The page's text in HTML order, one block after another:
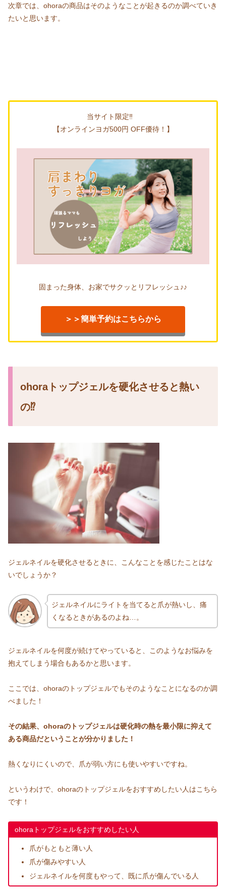
次章では、ohoraの商品はそのようなことが起きるのか調べていき
たいと思います。
当サイト限定‼
【オンラインヨガ500円 OFF優待！】
固まった身体、お家でサクッとリフレッシュ♪♪
＞＞簡単予約はこちらから
ohoraトップジェルを硬化させると熱い
の⁉
ジェルネイルを硬化させるときに、こんなことを感じたことはな
いでしょうか？
ジェルネイルにライトを当てると爪が熱いし、痛
くなるときがあるのよね…。
ジェルネイルを何度が続けてやっていると、このようなお悩みを
抱えてしまう場合もあるかと思います。
ここでは、ohoraのトップジェルでもそのようなことになるのか調
べました！
その結果、ohoraのトップジェルは硬化時の熱を最小限に抑えて
ある商品だということが分かりました！
熱くなりにくいので、爪が弱い方にも使いやすいですね。
というわけで、ohoraのトップジェルをおすすめしたい人はこちら
です！
ohoraトップジェルをおすすめしたい人
爪がもともと薄い人
爪が傷みやすい人
ジェルネイルを何度もやって、既に爪が傷んでいる人